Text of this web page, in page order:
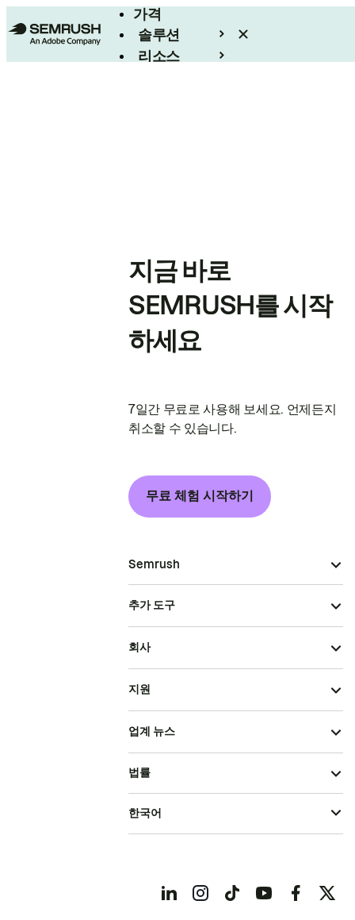
가격
솔루션
리소스
지금 바로
SEMRUSH를 시작
하세요
7일간 무료로 사용해 보세요. 언제든지
취소할 수 있습니다.
무료 체험 시작하기
Semrush
추가 도구
회사
지원
업계 뉴스
법률
한국어